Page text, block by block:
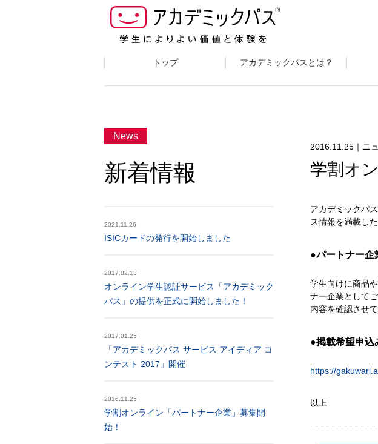
トップ アカデミックパスとは？
News
新着情報
2016.11.25｜ニ
学割オ
アカデミックパ
ス情報を満載し
●パートナー企
学生向けに商品
ナー企業として
内容を確認させ
●掲載希望申込
https://
以上
2021.11.26
ISICカードの発行を開始しました
2017.02.13
オンライン学生認証サービス「アカデミック
パス」の提供を正式に開始しました！
2017.01.25
「アカデミックパス サービス アイディア コ
ンテスト 2017」開催
2016.11.25
学割オンライン「パートナー企業」募集開
始！